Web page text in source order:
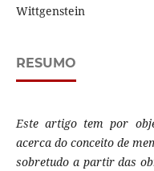
Wittgenstein
RESUMO
Este artigo tem por
acerca do conceito de
sobretudo a partir das